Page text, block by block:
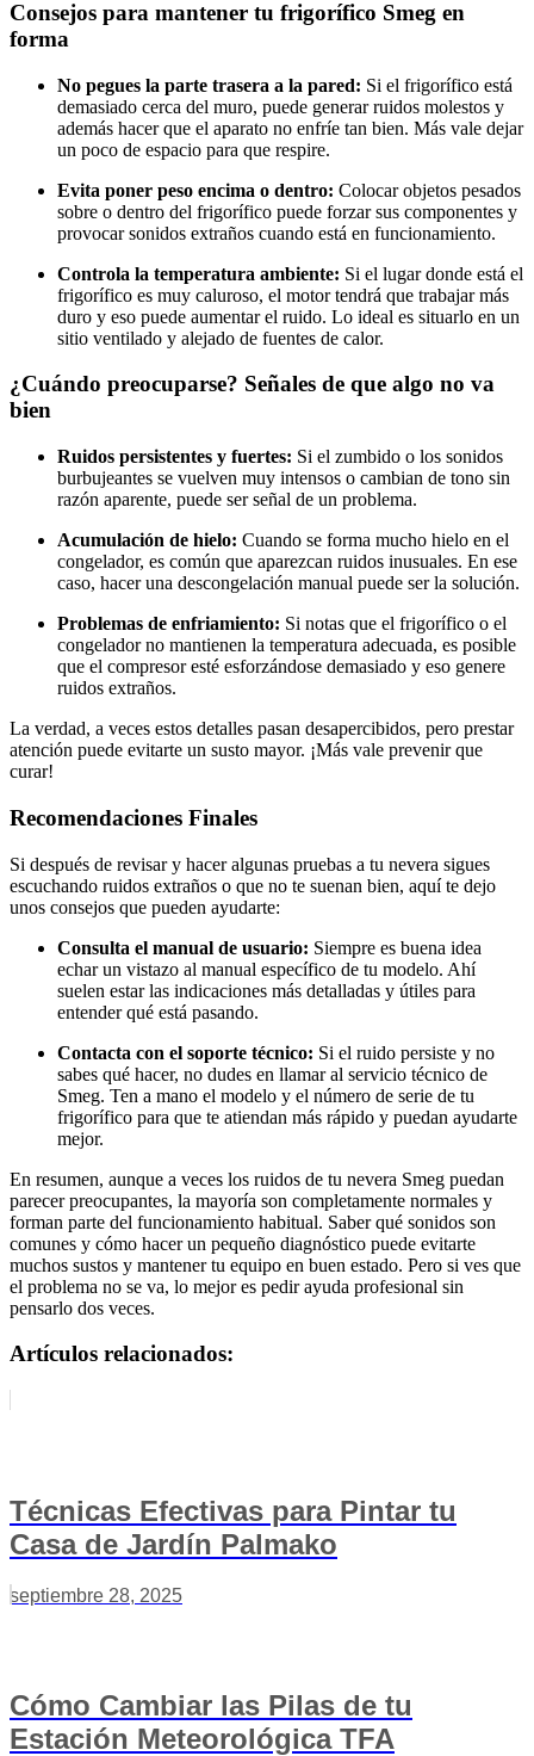
Consejos para mantener tu frigorífico Smeg en
forma
No pegues la parte trasera a la pared: Si el frigorífico está
demasiado cerca del muro, puede generar ruidos molestos y
además hacer que el aparato no enfríe tan bien. Más vale dejar
un poco de espacio para que respire.
Evita poner peso encima o dentro: Colocar objetos pesados
sobre o dentro del frigorífico puede forzar sus componentes y
provocar sonidos extraños cuando está en funcionamiento.
Controla la temperatura ambiente: Si el lugar donde está el
frigorífico es muy caluroso, el motor tendrá que trabajar más
duro y eso puede aumentar el ruido. Lo ideal es situarlo en un
sitio ventilado y alejado de fuentes de calor.
¿Cuándo preocuparse? Señales de que algo no va
bien
Ruidos persistentes y fuertes: Si el zumbido o los sonidos
burbujeantes se vuelven muy intensos o cambian de tono sin
razón aparente, puede ser señal de un problema.
Acumulación de hielo: Cuando se forma mucho hielo en el
congelador, es común que aparezcan ruidos inusuales. En ese
caso, hacer una descongelación manual puede ser la solución.
Problemas de enfriamiento: Si notas que el frigorífico o el
congelador no mantienen la temperatura adecuada, es posible
que el compresor esté esforzándose demasiado y eso genere
ruidos extraños.
La verdad, a veces estos detalles pasan desapercibidos, pero prestar
atención puede evitarte un susto mayor. ¡Más vale prevenir que
curar!
Recomendaciones Finales
Si después de revisar y hacer algunas pruebas a tu nevera sigues
escuchando ruidos extraños o que no te suenan bien, aquí te dejo
unos consejos que pueden ayudarte:
Consulta el manual de usuario: Siempre es buena idea
echar un vistazo al manual específico de tu modelo. Ahí
suelen estar las indicaciones más detalladas y útiles para
entender qué está pasando.
Contacta con el soporte técnico: Si el ruido persiste y no
sabes qué hacer, no dudes en llamar al servicio técnico de
Smeg. Ten a mano el modelo y el número de serie de tu
frigorífico para que te atiendan más rápido y puedan ayudarte
mejor.
En resumen, aunque a veces los ruidos de tu nevera Smeg puedan
parecer preocupantes, la mayoría son completamente normales y
forman parte del funcionamiento habitual. Saber qué sonidos son
comunes y cómo hacer un pequeño diagnóstico puede evitarte
muchos sustos y mantener tu equipo en buen estado. Pero si ves que
el problema no se va, lo mejor es pedir ayuda profesional sin
pensarlo dos veces.
Artículos relacionados:
Técnicas Efectivas para Pintar tu
Casa de Jardín Palmako
septiembre 28, 2025
Cómo Cambiar las Pilas de tu
Estación Meteorológica TFA